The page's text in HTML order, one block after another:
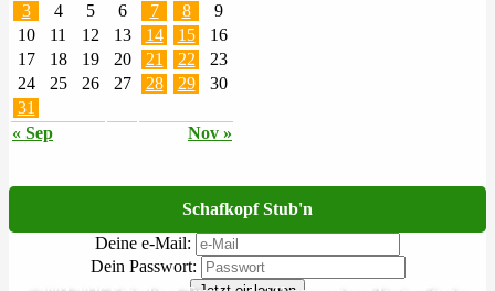
« Sep Nov »
3
4 5 6 7 8
9
10
11 12 13 14 15
16
17
18 19 20 21 22
23
24
25 26 27 28 29
30
31
Schafkopf Stub'n
Deine e-Mail:
Dein Passwort: